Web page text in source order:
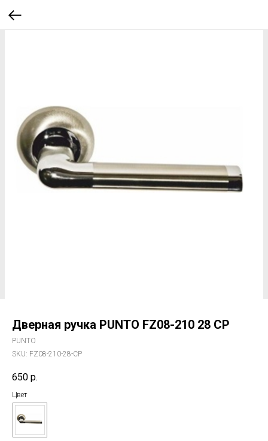
Дверная ручка PUNTO FZ08-210 28 CP
PUNTO
SKU: FZ08-210-28-CP
650 р.
Цвет